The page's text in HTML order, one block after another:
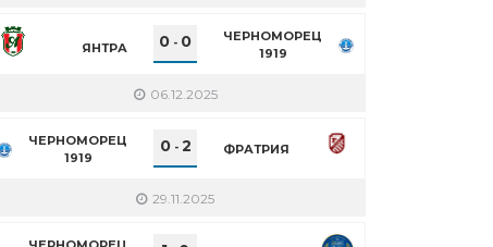
ЯНТРА 0 - 0
ЧЕРНОМОРЕЦ
1919
06.12.2025
ЧЕРНОМОРЕЦ
1919
0- 2 ФРАТРИЯ
29.11.2025